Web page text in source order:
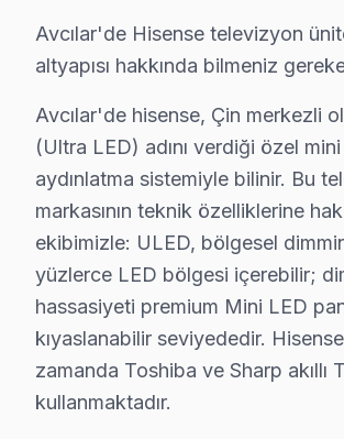
Avcılar servisimizde servis sonrası
Hisense TV Tamir Maliyetleri
Avcılar bölgesindeki Hisense TV
Panel Onarımı ve Değişimi ₺1.500
LED Backlight Tamiri ₺300
Avcılar'de Hisense televizyon
altyapısı hakkında bilmeniz
Avcılar'de hisense, Çin merkezli
(Ultra LED) adını verdiği özel
aydınlatma sistemiyle bilinir. Bu
markasının teknik özelliklerine
ekibimizle: ULED, bölgesel
yüzlerce LED bölgesi içerebilir;
hassasiyeti premium Mini LED
kıyaslanabilir seviyededir. Hisense
zamanda Toshiba ve Sharp akıllı
kullanmaktadır.